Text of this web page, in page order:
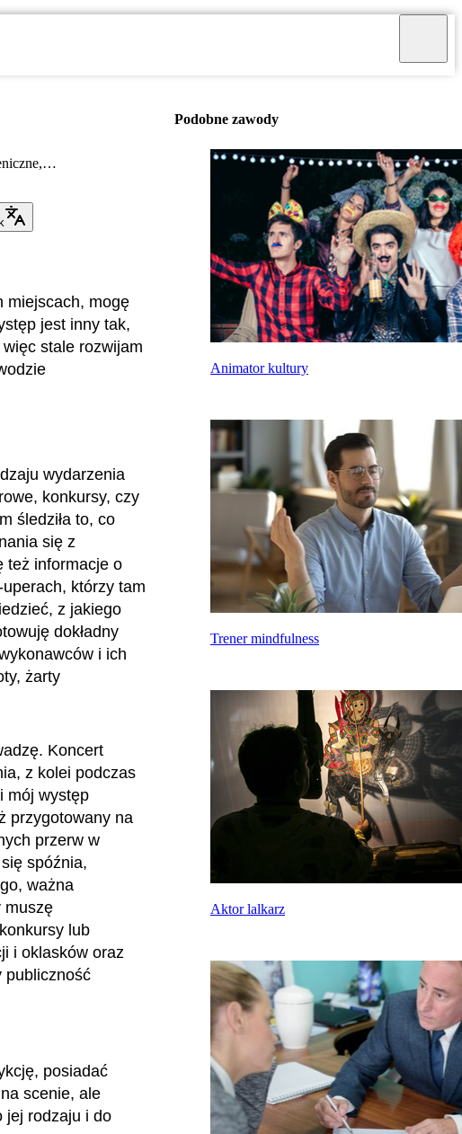
miejscach, mogę
jest inny tak,
stale rozwijam
wydarzenia
konkursy, czy
śledziła to, co
się z
też informacje o
którzy tam
z jakiego
dokładny
i ich
żarty
Koncert
z kolei podczas
mój występ
przygotowany na
przerw w
spóźnia,
ważna
muszę
lub
i oklasków oraz
publiczność
posiadać
scenie, ale
jej rodzaju i do
Podobne zawody
Animator kultury
Trener mindfulness
Aktor lalkarz